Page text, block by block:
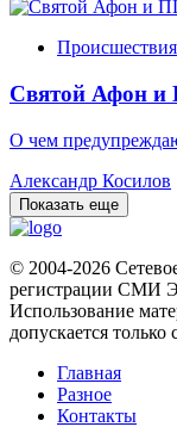
Происшествия
Святой Афон
О чем
Александр Косилов
Показать еще
© 2004-2026
регистрации СМИ
Использование
допускается
Главная
Разное
Контакты